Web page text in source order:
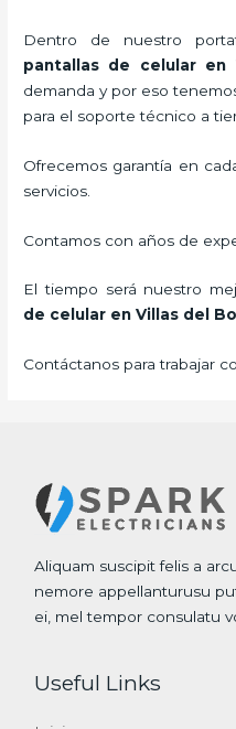
Dentro de nuestro
pantallas de celularen
demanda y por eso
para el soporte técnico a
Ofrecemos garantía en
servicios.
Contamos con años de
El tiempo será nuestro
de celular en Villas del
Contáctanos para trabajar
Aliquam suscipit felis a
nemore appellanturusu
ei, mel tempor consulatu
Useful Links